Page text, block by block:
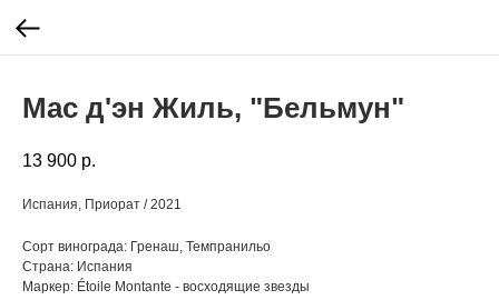
Мас д'эн Жиль, "Бельмун"
13 900 р.
Испания, Приорат / 2021
Сорт винограда: Гренаш, Темпранильо
Страна: Испания
Маркер: Étoile Montante - восходящие звезды